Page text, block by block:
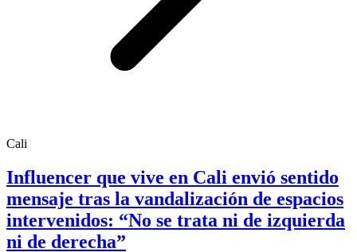
Cali
Influencer que vive en Cali envió sentido
mensaje tras la vandalización de espacios
intervenidos: “No se trata ni de izquierda
ni de derecha”